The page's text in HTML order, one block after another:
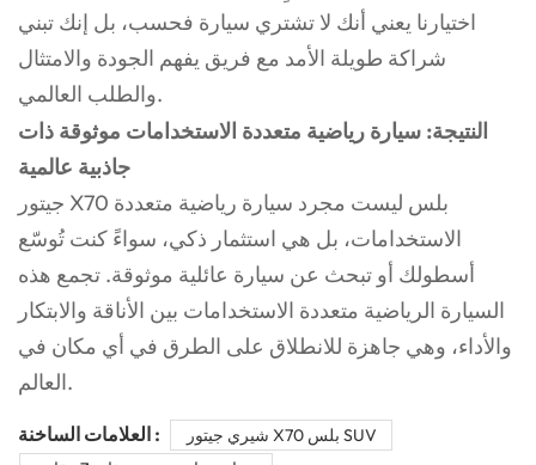
اختيارنا يعني أنك لا تشتري سيارة فحسب، بل إنك تبني
شراكة طويلة الأمد مع فريق يفهم الجودة والامتثال
والطلب العالمي.
النتيجة: سيارة رياضية متعددة الاستخدامات موثوقة ذات
جاذبية عالمية
جيتور X70 بلس ليست مجرد سيارة رياضية متعددة
الاستخدامات، بل هي استثمار ذكي، سواءً كنت تُوسّع
أسطولك أو تبحث عن سيارة عائلية موثوقة. تجمع هذه
السيارة الرياضية متعددة الاستخدامات بين الأناقة والابتكار
والأداء، وهي جاهزة للانطلاق على الطرق في أي مكان في
العالم.
العلامات الساخنة :
شيري جيتور X70 بلس SUV